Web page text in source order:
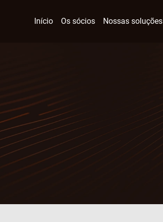
Início Os sócios Nossas soluções